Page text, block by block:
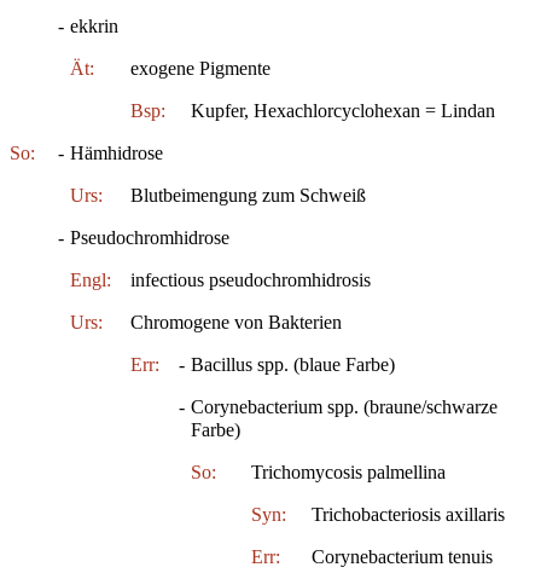
- ekkrin
Ät: exogene Pigmente
Bsp: Kupfer, Hexachlorcyclohexan = Lindan
So: - Hämhidrose
Urs: Blutbeimengung zum Schweiß
- Pseudochromhidrose
Engl: infectious pseudochromhidrosis
Urs: Chromogene von Bakterien
Err: - Bacillus spp. (blaue Farbe)
- Corynebacterium spp. (braune/schwarze
Farbe)
So: Trichomycosis palmellina
Syn: Trichobacteriosis axillaris
Err: Corynebacterium tenuis